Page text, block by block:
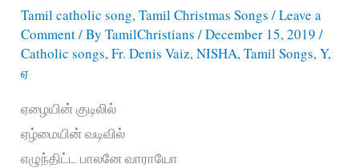
Tamil catholic song,Tamil Christmas Songs /Leave a
Comment/ ByTamilChristians/December 15, 2019/
Catholic songs,Fr. Denis Vaiz,NISHA,Tamil Songs,Y,
ஏ
ஏழையின் குடிலில்
ஏழ்மையின் வடிவில்
எழுந்திட்ட பாலனே வாராயோ